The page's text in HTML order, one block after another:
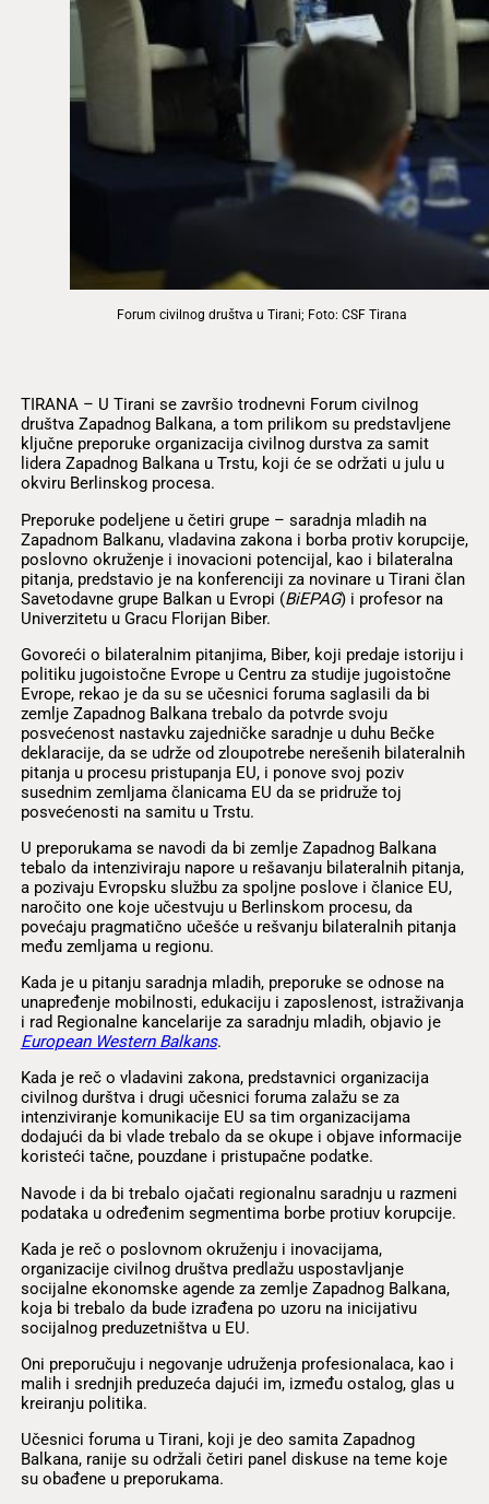
Forum civilnog društva u Tirani; Foto: CSF Tirana
TIRANA – U Tirani se završio trodnevni Forum civilnog
društva Zapadnog Balkana, a tom prilikom su predstavljene
ključne preporuke organizacija civilnog durstva za samit
lidera Zapadnog Balkana u Trstu, koji će se održati u julu u
okviru Berlinskog procesa.
Preporuke podeljene u četiri grupe – saradnja mladih na
Zapadnom Balkanu, vladavina zakona i borba protiv korupcije,
poslovno okruženje i inovacioni potencijal, kao i bilateralna
pitanja, predstavio je na konferenciji za novinare u Tirani član
Savetodavne grupe Balkan u Evropi (BiEPAG) i profesor na
Univerzitetu u Gracu Florijan Biber.
Govoreći o bilateralnim pitanjima, Biber, koji predaje istoriju i
politiku jugoistočne Evrope u Centru za studije jugoistočne
Evrope, rekao je da su se učesnici foruma saglasili da bi
zemlje Zapadnog Balkana trebalo da potvrde svoju
posvećenost nastavku zajedničke saradnje u duhu Bečke
deklaracije, da se udrže od zloupotrebe nerešenih bilateralnih
pitanja u procesu pristupanja EU, i ponove svoj poziv
susednim zemljama članicama EU da se pridruže toj
posvećenosti na samitu u Trstu.
U preporukama se navodi da bi zemlje Zapadnog Balkana
tebalo da intenziviraju napore u rešavanju bilateralnih pitanja,
a pozivaju Evropsku službu za spoljne poslove i članice EU,
naročito one koje učestvuju u Berlinskom procesu, da
povećaju pragmatično učešće u rešvanju bilateralnih pitanja
među zemljama u regionu.
Kada je u pitanju saradnja mladih, preporuke se odnose na
unapređenje mobilnosti, edukaciju i zaposlenost, istraživanja
i rad Regionalne kancelarije za saradnju mladih, objavio je
European Western Balkans.
Kada je reč o vladavini zakona, predstavnici organizacija
civilnog durštva i drugi učesnici foruma zalažu se za
intenziviranje komunikacije EU sa tim organizacijama
dodajući da bi vlade trebalo da se okupe i objave informacije
koristeći tačne, pouzdane i pristupačne podatke.
Navode i da bi trebalo ojačati regionalnu saradnju u razmeni
podataka u određenim segmentima borbe protiuv korupcije.
Kada je reč o poslovnom okruženju i inovacijama,
organizacije civilnog društva predlažu uspostavljanje
socijalne ekonomske agende za zemlje Zapadnog Balkana,
koja bi trebalo da bude izrađena po uzoru na inicijativu
socijalnog preduzetništva u EU.
Oni preporučuju i negovanje udruženja profesionalaca, kao i
malih i srednjih preduzeća dajući im, između ostalog, glas u
kreiranju politika.
Učesnici foruma u Tirani, koji je deo samita Zapadnog
Balkana, ranije su održali četiri panel diskuse na teme koje
su obađene u preporukama.